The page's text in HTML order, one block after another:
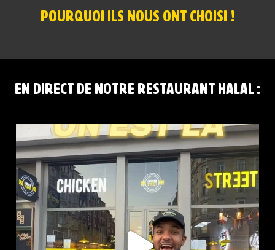
POURQUOI ILS NOUS ONT CHOISI !
EN DIRECT DE NOTRE RESTAURANT HALAL :
CHICKEN STREET LILLE FLANDRES EST LÀ
...